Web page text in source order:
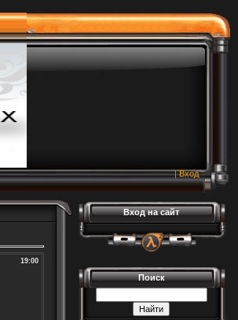
|Вход
19:00
Вход на сайт
Поиск